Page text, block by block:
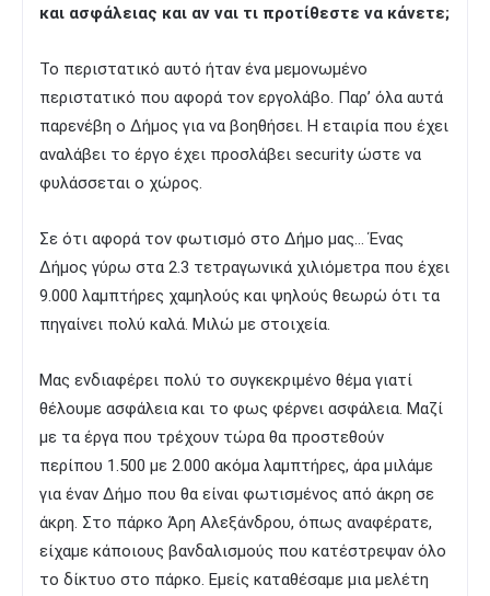
και ασφάλειας και αν ναι τι προτίθεστε να κάνετε;
Το περιστατικό αυτό ήταν ένα μεμονωμένο
περιστατικό που αφορά τον εργολάβο. Παρ’ όλα αυτά
παρενέβη ο Δήμος για να βοηθήσει. Η εταιρία που έχει
αναλάβει το έργο έχει προσλάβει security ώστε να
φυλάσσεται ο χώρος.
Σε ότι αφορά τον φωτισμό στο Δήμο μας… Ένας
Δήμος γύρω στα 2.3 τετραγωνικά χιλιόμετρα που έχει
9.000 λαμπτήρες χαμηλούς και ψηλούς θεωρώ ότι τα
πηγαίνει πολύ καλά. Μιλώ με στοιχεία.
Μας ενδιαφέρει πολύ το συγκεκριμένο θέμα γιατί
θέλουμε ασφάλεια και το φως φέρνει ασφάλεια. Μαζί
με τα έργα που τρέχουν τώρα θα προστεθούν
περίπου 1.500 με 2.000 ακόμα λαμπτήρες, άρα μιλάμε
για έναν Δήμο που θα είναι φωτισμένος από άκρη σε
άκρη. Στο πάρκο Άρη Αλεξάνδρου, όπως αναφέρατε,
είχαμε κάποιους βανδαλισμούς που κατέστρεψαν όλο
το δίκτυο στο πάρκο. Εμείς καταθέσαμε μια μελέτη